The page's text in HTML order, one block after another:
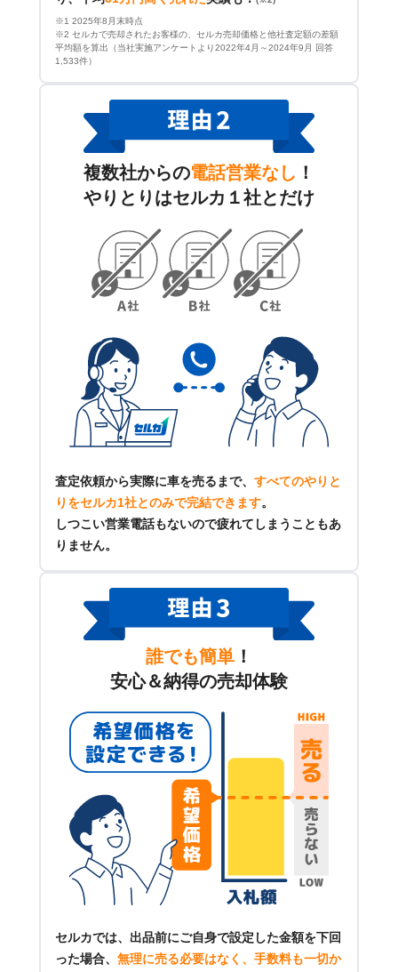
※1 2025年8月末時点
※2 セルカで売却されたお客様の、セルカ売却価格と他社査定額の差額
平均額を算出（当社実施アンケートより2022年4月～2024年9月 回答
1,533件）
複数社からの電話営業なし ！
やりとりはセルカ１社とだけ
査定依頼から実際に車を売るまで、 すべてのやりと
りをセルカ1社とのみで完結できます。
しつこい営業電話もないので疲れてしまうこともあ
りません。
誰でも簡単 ！
安心＆納得の売却体験
セルカでは、出品前にご自身で設定した金額を下回
った場合、 無理に売る必要はなく、手数料も一切か